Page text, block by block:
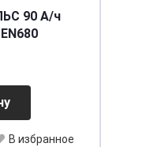
90 А/ч
В избранное